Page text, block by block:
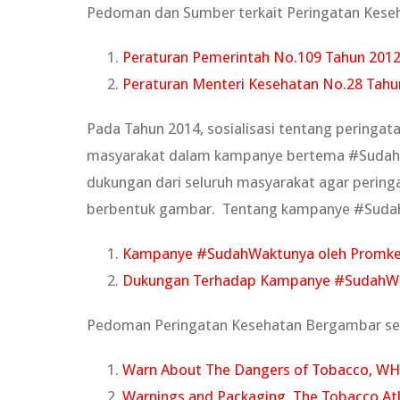
Pedoman dan Sumber terkait Peringatan
Peraturan Pemerintah No.109 Tahun 2012
Peraturan Menteri Kesehatan No.28
Pada Tahun 2014, sosialisasi tentang
masyarakat dalam kampanye bertema
dukungan dari seluruh masyarakat agar
berbentuk gambar. Tentang kampanye
Kampanye #SudahWaktunya oleh
Dukungan Terhadap Kampanye
Pedoman Peringatan Kesehatan Bergambar
Warn About The Dangers of Tobacco,